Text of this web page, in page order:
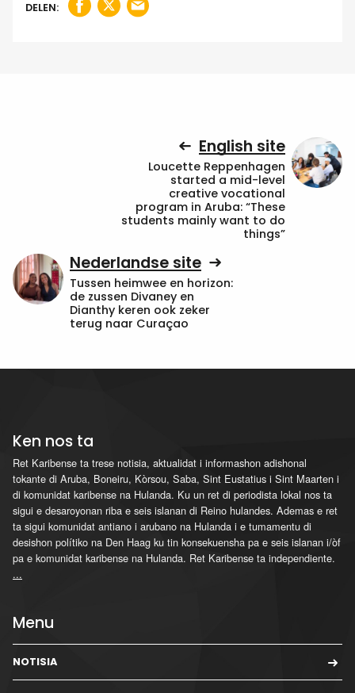
DELEN:
English site
Loucette Reppenhagen
started a mid-level
creative vocational
program in Aruba: “These
students mainly want to do
things”
Nederlandse site
Tussen heimwee en horizon:
de zussen Divaney en
Dianthy keren ook zeker
terug naar Curaçao
Ken nos ta
Ret Karibense ta trese notisia, aktualidat i informashon adishonal
tokante di Aruba, Boneiru, Kòrsou, Saba, Sint Eustatius i Sint Maarten i
di komunidat karibense na Hulanda. Ku un ret di periodista lokal nos ta
sigui e desaroyonan riba e seis islanan di Reino hulandes. Ademas e ret
ta sigui komunidat antiano i arubano na Hulanda i e tumamentu di
desishon polítiko na Den Haag ku tin konsekuensha pa e seis islanan i/òf
pa e komunidat karibense na Hulanda. Ret Karibense ta independiente.
...
Menu
NOTISIA